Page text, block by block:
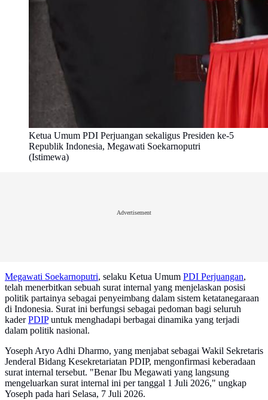
Ketua Umum PDI Perjuangan sekaligus Presiden ke-5
Republik Indonesia, Megawati Soekarnoputri
(Istimewa)
Advertisement
Megawati Soekarnoputri, selaku Ketua Umum PDI Perjuangan,
telah menerbitkan sebuah surat internal yang menjelaskan posisi
politik partainya sebagai penyeimbang dalam sistem ketatanegaraan
di Indonesia. Surat ini berfungsi sebagai pedoman bagi seluruh
kaderPDIPuntuk menghadapi berbagai dinamika yang terjadi
dalam politik nasional.
Yoseph Aryo Adhi Dharmo, yang menjabat sebagai Wakil Sekretaris
Jenderal Bidang Kesekretariatan PDIP, mengonfirmasi keberadaan
surat internal tersebut. "Benar Ibu Megawati yang langsung
mengeluarkan surat internal ini per tanggal 1 Juli 2026," ungkap
Yoseph pada hari Selasa, 7 Juli 2026.